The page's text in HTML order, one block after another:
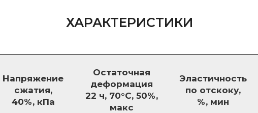
ХАРАКТЕРИСТИКИ
Напряжение
сжатия,
40%, кПа
Остаточная
деформация
22 ч, 70°C, 50%,
макс
Эластичность
по отскоку,
%, мин